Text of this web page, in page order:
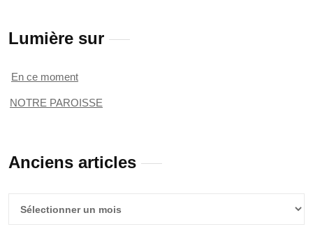
Lumière sur
En ce moment
NOTRE PAROISSE
Anciens articles
articles